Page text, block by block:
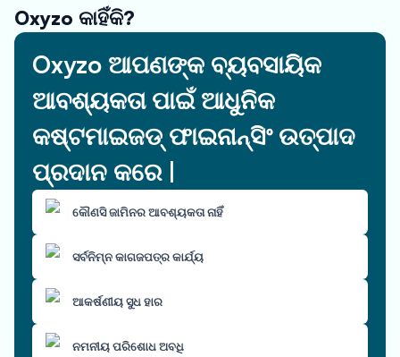
Oxyzo କାହିଁକି?
Oxyzo ଆପଣଙ୍କ ବ୍ୟବସାୟିକ
ଆବଶ୍ୟକତା ପାଇଁ ଆଧୁନିକ
କଷ୍ଟମାଇଜଡ୍ ଫାଇନାନ୍ସିଂ ଉତ୍ପାଦ
ପ୍ରଦାନ କରେ |
କୌଣସି ଜାମିନର ଆବଶ୍ୟକତା ନାହିଁ
ସର୍ବନିମ୍ନ କାଗଜପତ୍ର କାର୍ଯ୍ୟ
ଆକର୍ଷଣୀୟ ସୁଧ ହାର
ନମନୀୟ ପରିଶୋଧ ଅବଧି